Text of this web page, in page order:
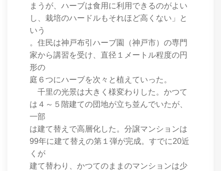
まうが、ハーブは食用に利用できるのがよい
し、栽培のハードルもそれほど高くない」と
いう
。住民は神戸布引ハーブ園（神戸市）の専門
家から講習を受け、直径１メートル程度の円
形の
庭６つにハーブを次々と植えていった。
千里の光景は大きく様変わりした。かつて
は４～５階建ての団地が立ち並んでいたが、
一部
は建て替えで高層化した。分譲マンションは
99年に建て替えの第１弾が完成。すでに20近
くが
建て替わり、かつてのままのマンションは少